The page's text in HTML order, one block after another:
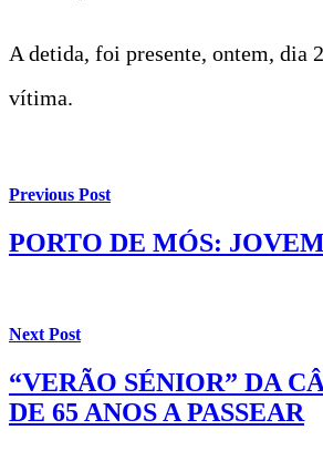
A detida, foi presente, ontem, dia
vítima.
Previous Post
PORTO DE MÓS:
Next Post
“VERÃO SÉNIOR” DA
DE 65 ANOS A PASSEAR